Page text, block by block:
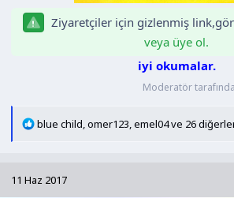
Ziyaretçiler için gizlenmiş
veya üye ol.
iyi okumalar.
Moderatör
T
i
blue child,omer123,emel04ve 26
11 Haz 2017